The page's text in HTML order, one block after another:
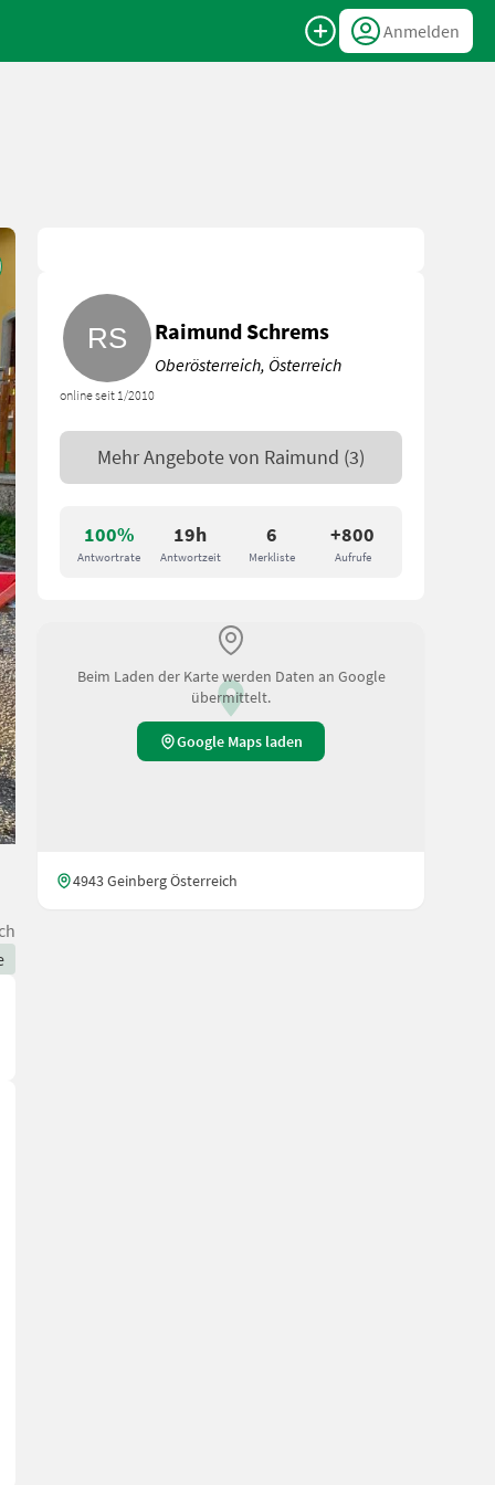
Anmelden
100%
Antwortrate
19h
Antwortzeit
6
Merkliste
+800
Aufrufe
online seit 1/2010
Raimund Schrems
Oberösterreich, Österreich
Mehr Angebote von Raimund (3)
Beim Laden der Karte werden Daten an Google
übermittelt.
Google Maps laden
4943 Geinberg Österreich